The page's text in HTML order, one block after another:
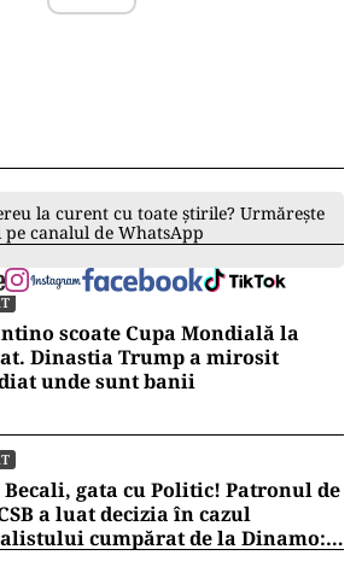
la curent cu toate știrile? Urmărește
pe canalul de WhatsApp
scoate Cupa Mondială la
Dinastia Trump a mirosit
unde sunt banii
Becali, gata cu Politic! Patronul de
a luat decizia în cazul
cumpărat de la Dinamo: